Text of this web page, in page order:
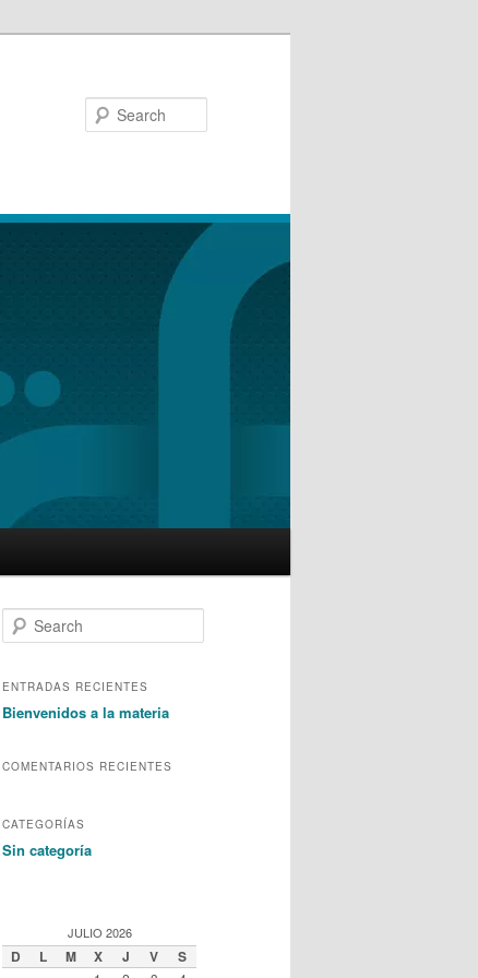
e
r
h
ENTRADAS RECIENTES
Bienvenidos a la materia
COMENTARIOS RECIENTES
CATEGORÍAS
Sin categoría
JULIO 2026
D L M X J V S